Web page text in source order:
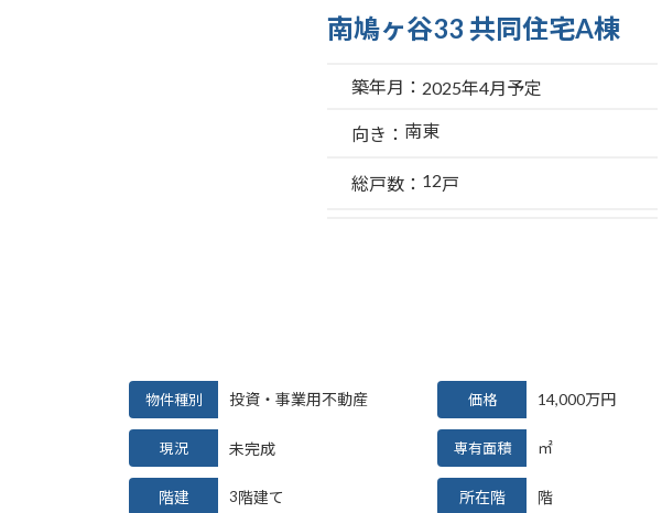
南鳩ヶ谷33 共同住宅A棟
築年月： 2025年4月予定
向き： 南東
総戸数： 12戸
物件種別 投資・事業用不動産 価格 14,000万円
現況 未完成 専有面積 ㎡
階建 3階建て 所在階 階